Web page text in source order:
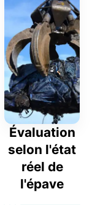
Évaluation
selon l'état
réel de
l'épave